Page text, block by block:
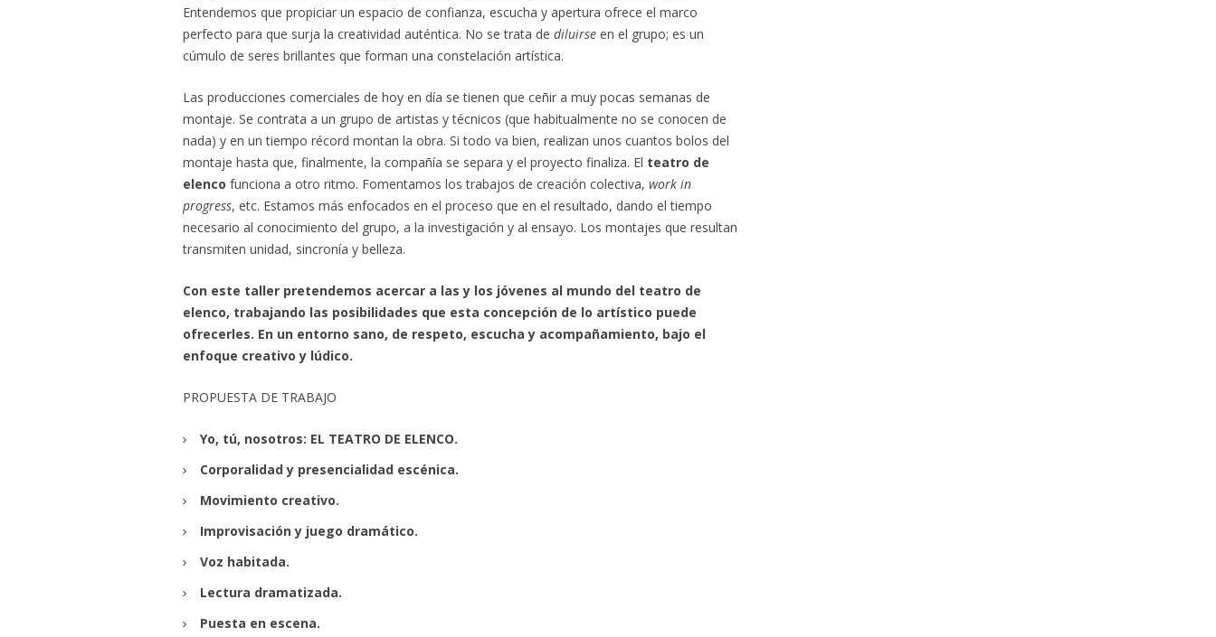
Entendemos que propiciar un espacio de confianza, escucha y apertura ofrece el marco
perfecto para que surja la creatividad auténtica. No se trata de diluirseen el grupo; es un
cúmulo de seres brillantes que forman una constelación artística.
Las producciones comerciales de hoy en día se tienen que ceñir a muy pocas semanas de
montaje. Se contrata a un grupo de artistas y técnicos (que habitualmente no se conocen de
nada) y en un tiempo récord montan la obra. Si todo va bien, realizan unos cuantos bolos del
montaje hasta que, finalmente, la compañía se separa y el proyecto finaliza. El teatro de
elenco funciona a otro ritmo. Fomentamos los trabajos de creación colectiva, work in
progress, etc. Estamos más enfocados en el proceso que en el resultado, dando el tiempo
necesario al conocimiento del grupo, a la investigación y al ensayo. Los montajes que resultan
transmiten unidad, sincronía y belleza.
Con este taller pretendemos acercar a las y los jóvenes al mundo del teatro de
elenco, trabajando las posibilidades que esta concepción de lo artístico puede
ofrecerles. En un entorno sano, de respeto, escucha y acompañamiento, bajo el
enfoque creativo y lúdico.
PROPUESTA DE TRABAJO
Yo, tú, nosotros: EL TEATRO DE ELENCO.
Corporalidad y presencialidad escénica.
Movimiento creativo.
Improvisación y juego dramático.
Voz habitada.
Lectura dramatizada.
Puesta en escena.